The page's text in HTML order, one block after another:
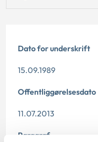
Dato for underskrift
15.09.1989
Offentliggørelsesdato
11.07.2013
Paragraf